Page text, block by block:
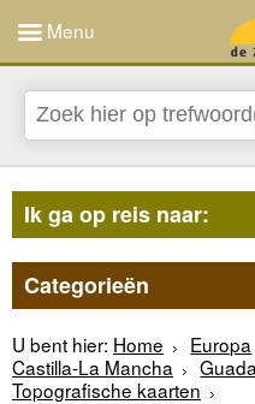
Menu
Ik ga op reis naar:
Categorieën
U bent hier: Home Europa
Castilla-La Mancha
Topografische kaarten